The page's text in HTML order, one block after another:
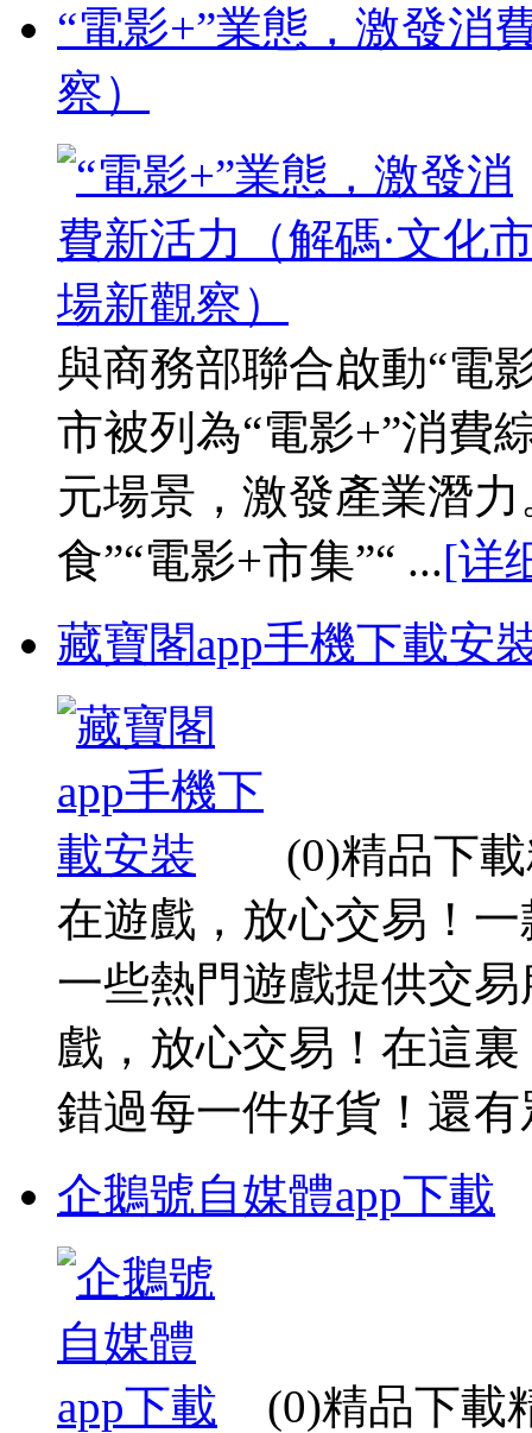
“電影+”業態，激發消
察）
與商務部聯合啟動“電
市被列為“電影+”消費
元場景，激發產業潛
食”“電影+市集”“ ...[详
藏寶閣app手機下載安
(0)精品下
在遊戲，放心交易！
一些熱門遊戲提供交
戲，放心交易！在這
錯過每一件好貨！還有
企鵝號自媒體app下載
(0)精品下載